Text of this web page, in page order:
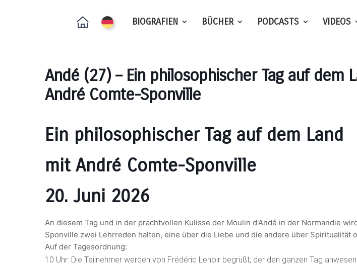
BIOGRAFIEN BÜCHER PODCASTS VIDEOS
Andé (27) – Ein philosophischer Tag auf dem
André Comte-Sponville
Ein philosophischer Tag auf dem Land
mit André Comte-Sponville
20. Juni 2026
An diesem Tag und in der prachtvollen Kulisse der Moulin d'Andé in der Normandie
Sponville zwei Lehrreden halten, eine über die Liebe und die andere über Spiritualität
Auf der Tagesordnung:
10 Uhr: Die Teilnehmer werden von Frédéric Lenoir begrüßt, der den ganzen Tag